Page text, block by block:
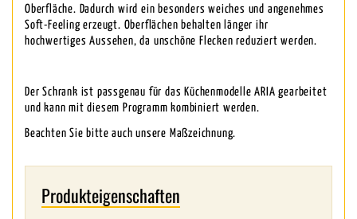
Oberfläche. Dadurch wird ein besonders weiches und angenehmes
Soft-Feeling erzeugt. Oberflächen behalten länger ihr
hochwertiges Aussehen, da unschöne Flecken reduziert werden.
Der Schrank ist passgenau für das Küchenmodelle ARIA gearbeitet
und kann mit diesem Programm kombiniert werden.
Beachten Sie bitte auch unsere Maßzeichnung.
Produkteigenschaften